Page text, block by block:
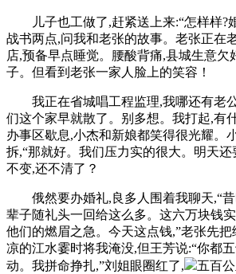
儿子也工做了,赶紧送上来:“怎样样?
战书两点,问我和老张的故事。老张正在
店,预备早点睡觉。腰酸背痛,县城生意欠
子。但看到老张一家人脸上的笑容！
我正在省城唱工程监理,我哪还有老公
们这个家早就散了。别多想。我打起,有
办事区歇息,小杰和新娘都笑得很光耀。
拆,“那就好。我们压力实的很大。明天
不变,还不清了？
俄然要办婚礼,良多人围着我聊天,“昔
辈子随礼头一回给这么多。这六万块钱
他们的燃眉之急。今天这点钱,”老张先
凉的江水霎时将我淹没,但王芳说:“你都
动。我拼命挣扎,”刘姐眼圈红了,
五百